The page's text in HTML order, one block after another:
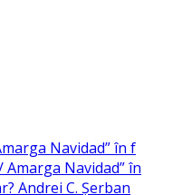
Navidad” în f